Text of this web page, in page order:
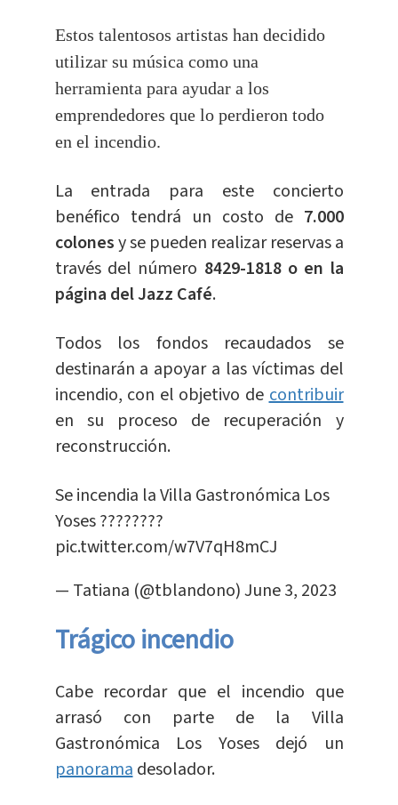
Estos talentosos artistas han decidido
utilizar su música como una
herramienta para ayudar a los
emprendedores que lo perdieron todo
en el incendio.
La entrada para este concierto
benéfico tendrá un costo de 7.000
colonesy se pueden realizar reservas a
través del número 8429-1818 o en la
página del Jazz Café.
Todos los fondos recaudados se
destinarán a apoyar a las víctimas del
incendio, con el objetivo decontribuir
en su proceso de recuperación y
reconstrucción.
Se incendia la Villa Gastronómica Los
Yoses ????????
pic.twitter.com/w7V7qH8mCJ
— Tatiana (@tblandono)June 3, 2023
Trágico incendio
Cabe recordar que el incendio que
arrasó con parte de la Villa
Gastronómica Los Yoses dejó un
panoramadesolador.